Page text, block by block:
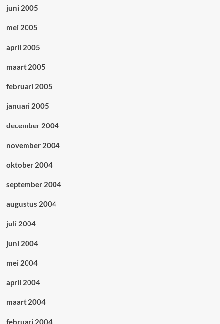
juni 2005
mei 2005
april 2005
maart 2005
februari 2005
januari 2005
december 2004
november 2004
oktober 2004
september 2004
augustus 2004
juli 2004
juni 2004
mei 2004
april 2004
maart 2004
februari 2004